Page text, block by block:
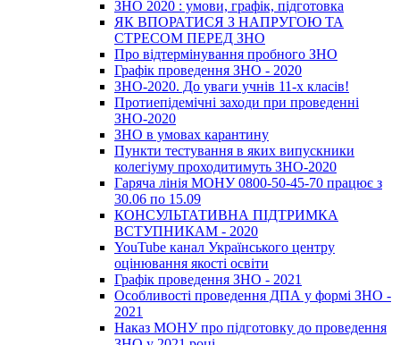
ЗНО 2020 : умови, графік, підготовка
ЯК ВПОРАТИСЯ З НАПРУГОЮ ТА
СТРЕСОМ ПЕРЕД ЗНО
Про відтермінування пробного ЗНО
Графік проведення ЗНО - 2020
ЗНО-2020. До уваги учнів 11-х класів!
Протиепідемічні заходи при проведенні
ЗНО-2020
ЗНО в умовах карантину
Пункти тестування в яких випускники
колегіуму проходитимуть ЗНО-2020
Гаряча лінія МОНУ 0800-50-45-70 працює з
30.06 по 15.09
КОНСУЛЬТАТИВНА ПІДТРИМКА
ВСТУПНИКАМ - 2020
YouTube канал Українського центру
оцінювання якості освіти
Графік проведення ЗНО - 2021
Особливості проведення ДПА у формі ЗНО -
2021
Наказ МОНУ про підготовку до проведення